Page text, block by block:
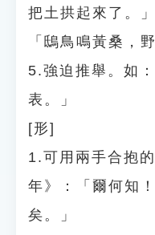
把土拱起來了。
「鴟鳥鳴黃桑，
5.強迫推舉。如
表。」
[形]
1.可用兩手合抱
年》：「爾何知
矣。」